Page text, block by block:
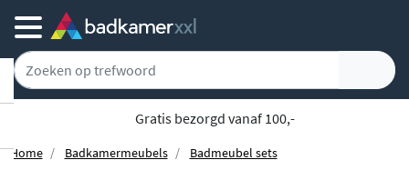
Gratis bezorgd vanaf 100,-
Home Badkamermeubels Badmeubel sets